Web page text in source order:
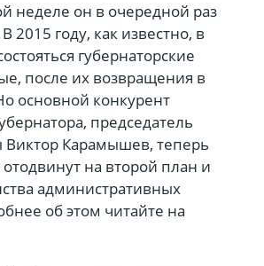
неделе он в очередной раз
2015 году, как известно, в
губернаторские
после их возвращения в
основной конкурент
председатель
Виктор Карамышев, теперь
на второй план и
административных
об этом читайте на